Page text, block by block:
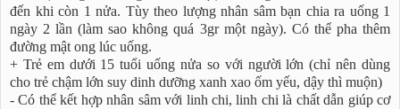
đến khi còn 1 nửa. Tùy theo lượng nhân sâm bạn chia ra uống 1
ngày 2 lần (làm sao không quá 3gr một ngày). Có thể pha thêm
đường mật ong lúc uống.
+ Trẻ em dưới 15 tuổi uống nửa so với người lớn (chỉ nên dùng
cho trẻ chậm lớn suy dinh dưỡng xanh xao ốm yếu, dậy thì muộn)
- Có thể kết hợp nhân sâm với linh chi, linh chi là chất dẫn giúp cơ